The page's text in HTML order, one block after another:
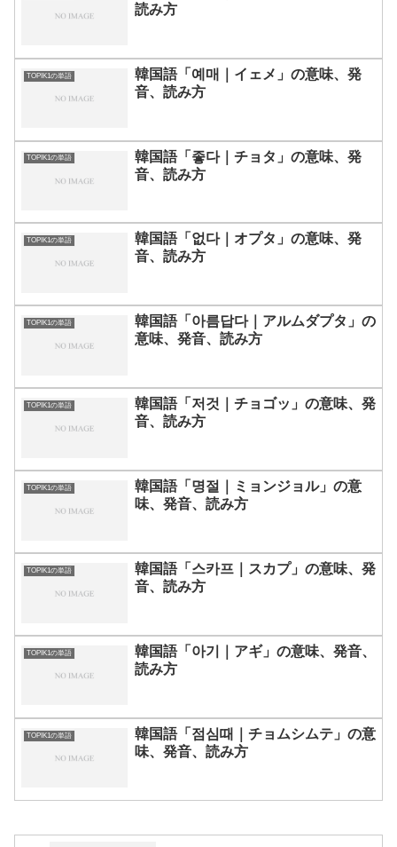
読み方
TOPIK1の単語
韓国語「예매｜イェメ」の意味、発
音、読み方
TOPIK1の単語
韓国語「좋다｜チョタ」の意味、発
音、読み方
TOPIK1の単語
韓国語「없다｜オプタ」の意味、発
音、読み方
TOPIK1の単語
韓国語「아름답다｜アルムダプタ」の
意味、発音、読み方
TOPIK1の単語
韓国語「저것｜チョゴッ」の意味、発
音、読み方
TOPIK1の単語
韓国語「명절｜ミョンジョル」の意
味、発音、読み方
TOPIK1の単語
韓国語「스카프｜スカプ」の意味、発
音、読み方
TOPIK1の単語
韓国語「아기｜アギ」の意味、発音、
読み方
TOPIK1の単語
韓国語「점심때｜チョムシムテ」の意
味、発音、読み方